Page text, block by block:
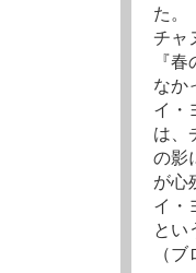
た。
チャ
『
なか
イ・
は、
の影
が心
イ・
とい
（